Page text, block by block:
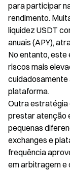
para participar
rendimento.
liquidez USDT
anuais (APY),
No entanto,
riscos mais
cuidadosamente
plataforma.
Outra estratégia
prestar atenção
pequenas
exchanges e
frequência
em arbitragem e